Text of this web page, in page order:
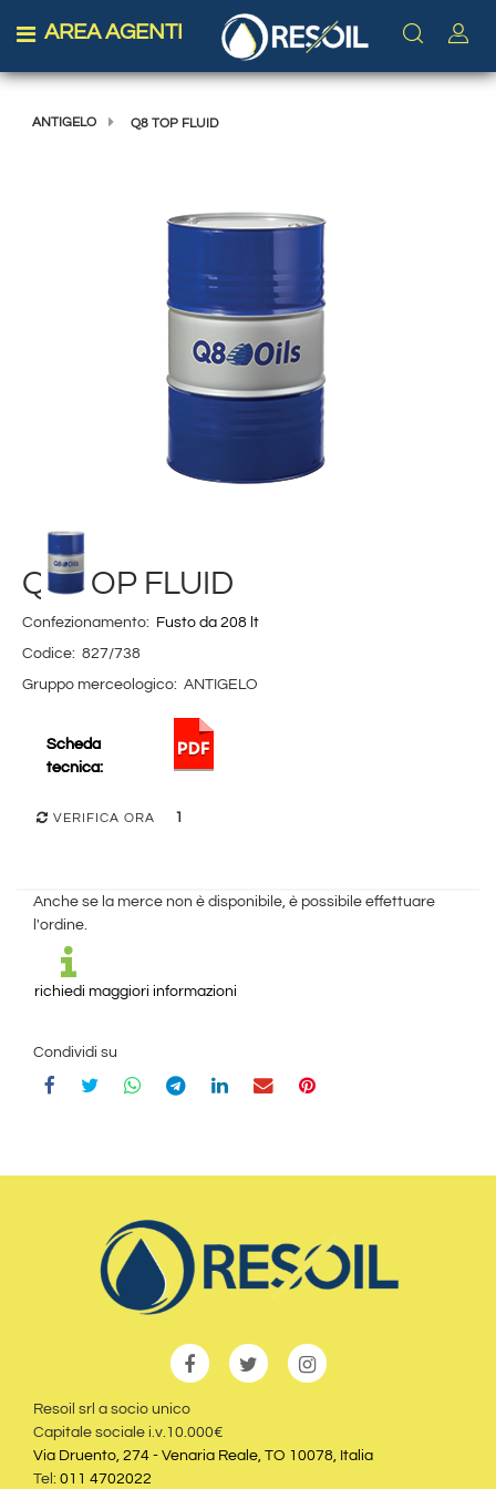
Open menu
AREA AGENTI
ANTIGELO Q8 TOP FLUID
Q8 TOP FLUID
Confezionamento:
Fusto da 208 lt
Codice: 827/738
Gruppo merceologico: ANTIGELO
Scheda
tecnica:
VERIFICA ORA 1
Anche se la merce non è disponibile, è possibile effettuare
l'ordine.
richiedi maggiori informazioni
Condividi su
Resoil srl a socio unico
Capitale sociale i.v.10.000€
Via Druento, 274 - Venaria Reale, TO 10078, Italia
Tel: 011 4702022